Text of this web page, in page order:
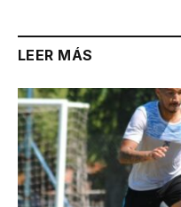
LEER MÁS